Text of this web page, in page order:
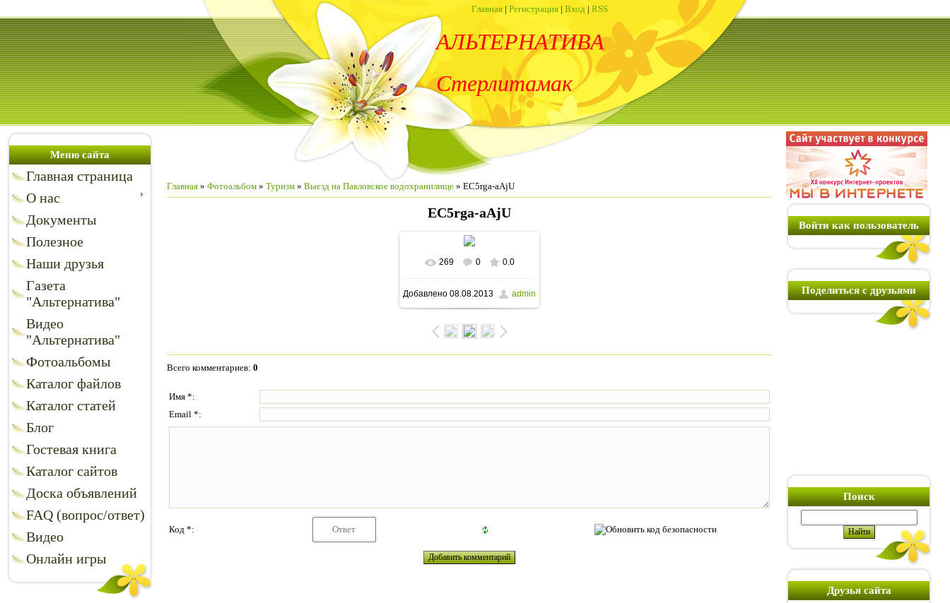
Главная | Регистрация | Вход | RSS
АЛЬТЕРНАТИВА
Стерлитамак
Меню сайта
Главная страница
О нас
Документы
Полезное
Наши друзья
Газета
"Альтернатива"
Видео
"Альтернатива"
Фотоальбомы
Каталог файлов
Каталог статей
Блог
Гостевая книга
Каталог сайтов
Доска объявлений
FAQ (вопрос/ответ)
Видео
Онлайн игры
Главная » Фотоальбом » Туризм » Выезд на Павловское водохранилище » EC5rga-aAjU
EC5rga-aAjU
В реальном размере
1280x960/ 412.5Kb
269 0 0.0
Добавлено 08.08.2013 admin
Всего комментариев: 0
Имя *:
Email *:
Код *:
Войти как пользователь
Поделиться с друзьями
Поиск
Друзья сайта